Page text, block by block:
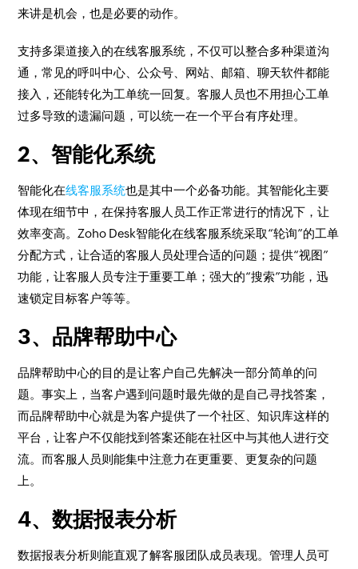
来讲是机会，也是必要的动作。
支持多渠道接入的在线客服系统，不仅可以整合多种渠道沟
通，常见的呼叫中心、公众号、网站、邮箱、聊天软件都能
接入，还能转化为工单统一回复。客服人员也不用担心工单
过多导致的遗漏问题，可以统一在一个平台有序处理。
2、智能化系统
智能化在线客服系统也是其中一个必备功能。其智能化主要
体现在细节中，在保持客服人员工作正常进行的情况下，让
效率变高。Zoho Desk智能化在线客服系统采取“轮询”的工单
分配方式，让合适的客服人员处理合适的问题；提供“视图”
功能，让客服人员专注于重要工单；强大的“搜索”功能，迅
速锁定目标客户等等。
3、品牌帮助中心
品牌帮助中心的目的是让客户自己先解决一部分简单的问
题。事实上，当客户遇到问题时最先做的是自己寻找答案，
而品牌帮助中心就是为客户提供了一个社区、知识库这样的
平台，让客户不仅能找到答案还能在社区中与其他人进行交
流。而客服人员则能集中注意力在更重要、更复杂的问题
上。
4、数据报表分析
数据报表分析则能直观了解客服团队成员表现。管理人员可